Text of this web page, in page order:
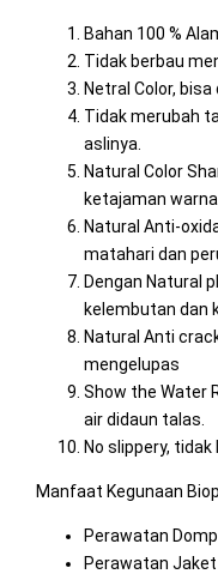
Bahan 100 %
Tidak berbau
Netral Color,
Tidak merubah
aslinya.
Natural Color
ketajaman
Natural Anti-
matahari dan
Dengan Natural
kelembutan dan
Natural Anti
mengelupas
Show the Water
air didaun talas.
No slippery,
Manfaat Kegunaan
Perawatan
Perawatan